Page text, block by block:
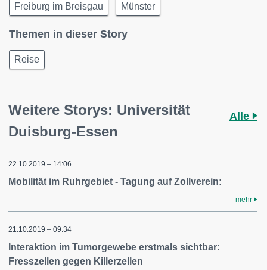
Freiburg im Breisgau Münster
Themen in dieser Story
Reise
Weitere Storys: Universität
Duisburg-Essen
Alle
22.10.2019 – 14:06
Mobilität im Ruhrgebiet - Tagung auf Zollverein:
mehr
21.10.2019 – 09:34
Interaktion im Tumorgewebe erstmals sichtbar:
Fresszellen gegen Killerzellen